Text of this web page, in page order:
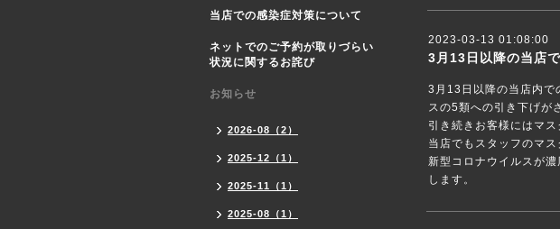
2023-03-13 01:08:00
3月13日以降の当店
3月13日以降の当店内で
スの5類への引き下げが
引き続きお客様にはマ
当店でもスタッフのマ
新型コロナウイルスが
します。
当店での感染症対策について
ネットでのご予約が取りづらい
状況に関するお詫び
お知らせ
2026-08（2）
2025-12（1）
2025-11（1）
2025-08（1）